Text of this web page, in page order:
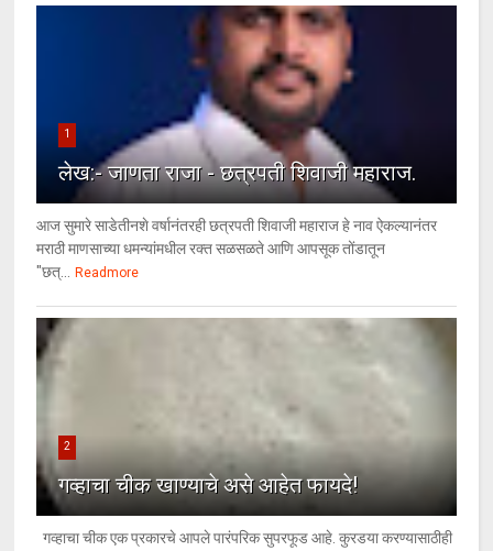
1
लेख:- जाणता राजा - छत्रपती शिवाजी महाराज.
आज सुमारे साडेतीनशे वर्षानंतरही छत्रपती शिवाजी महाराज हे नाव ऐकल्यानंतर
मराठी माणसाच्या धमन्यांमधील रक्त सळसळते आणि आपसूक तोंडातून
"छत्... Readmore
2
गव्हाचा चीक खाण्याचे असे आहेत फायदे!
गव्हाचा चीक एक प्रकारचे आपले पारंपरिक सुपरफूड आहे. कुरडया करण्यासाठीही